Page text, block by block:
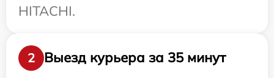
HITACHI.
2
Выезд курьера за 35 минут